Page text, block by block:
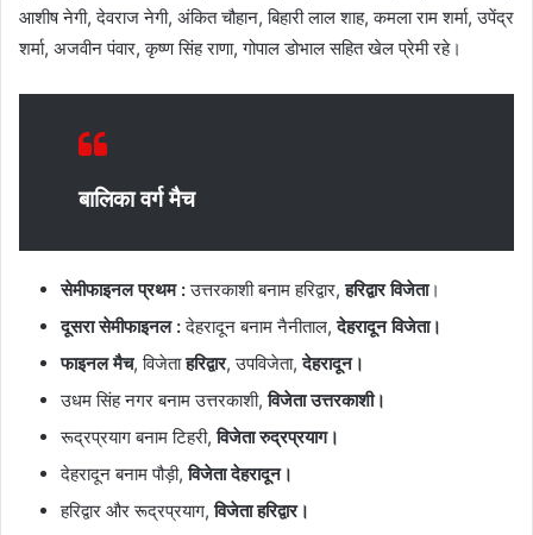
आशीष नेगी, देवराज नेगी, अंकित चौहान, बिहारी लाल शाह, कमला राम शर्मा, उपेंद्र
शर्मा, अजवीन पंवार, कृष्ण सिंह राणा, गोपाल डोभाल सहित खेल प्रेमी रहे।
बालिका वर्ग मैच
सेमीफाइनल प्रथम :उत्तरकाशी बनाम हरिद्वार,हरिद्वार विजेता।
दूसरा सेमीफाइनल :देहरादून बनाम नैनीताल,देहरादून विजेता।
फाइनल मैच, विजेताहरिद्वार, उपविजेता,देहरादून।
उधम सिंह नगर बनाम उत्तरकाशी,विजेता उत्तरकाशी।
रूद्रप्रयाग बनाम टिहरी,विजेता रुद्रप्रयाग।
देहरादून बनाम पौड़ी,विजेता देहरादून।
हरिद्वार और रूद्रप्रयाग,विजेता हरिद्वार।